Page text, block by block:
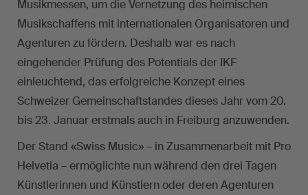
Musikmessen, um die Vernetzung des heimischen
Musikschaffens mit internationalen Organisatoren und
Agenturen zu fördern. Deshalb war es nach
eingehender Prüfung des Potentials der IKF
einleuchtend, das erfolgreiche Konzept eines
Schweizer Gemeinschaftstandes dieses Jahr vom 20.
bis 23. Januar erstmals auch in Freiburg anzuwenden.
Der Stand «Swiss Music» – in Zusammenarbeit mit Pro
Helvetia – ermöglichte nun während den drei Tagen
Künstlerinnen und Künstlern oder deren Agenturen